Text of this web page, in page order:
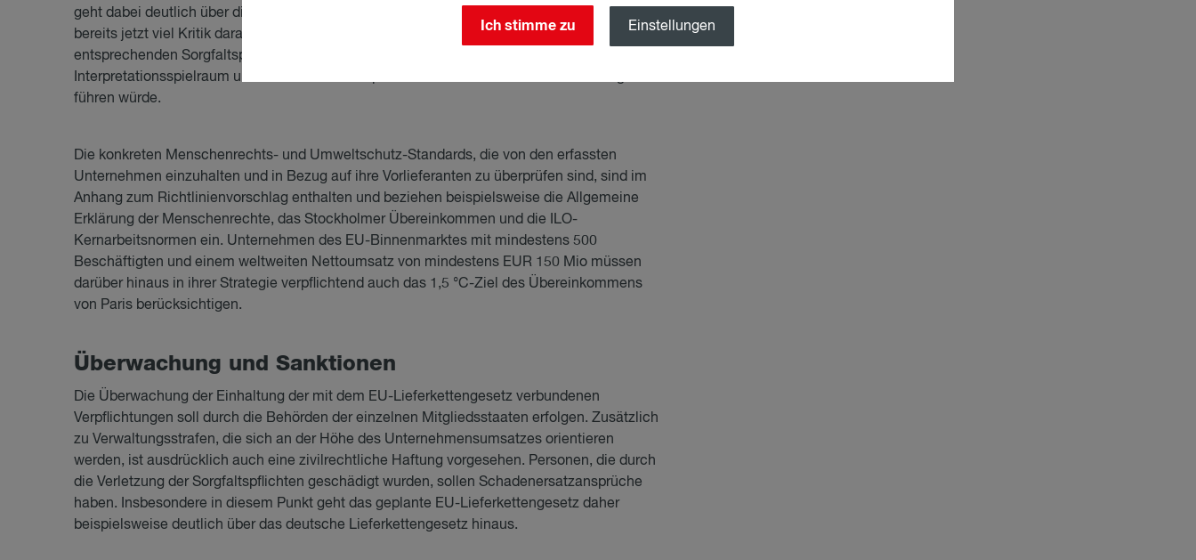
geht dabei deutlich über die Reichweite bestehender Gesetze hinaus. Andererseits besteht
bereits jetzt viel Kritik daran, dass nur „etablierte Geschäftsbeziehungen“ den
entsprechenden Sorgfaltspflichten unterliegen sollen, was zu erheblichem Auslegungs- und
Interpretationsspielraum und somit auch Schlupflöchern bei der konkreten Anwendung
führen würde.
Die konkreten Menschenrechts- und Umweltschutz-Standards, die von den erfassten
Unternehmen einzuhalten und in Bezug auf ihre Vorlieferanten zu überprüfen sind, sind im
Anhang zum Richtlinienvorschlag enthalten und beziehen beispielsweise die Allgemeine
Erklärung der Menschenrechte, das Stockholmer Übereinkommen und die ILO-
Kernarbeitsnormen ein. Unternehmen des EU-Binnenmarktes mit mindestens 500
Beschäftigten und einem weltweiten Nettoumsatz von mindestens EUR 150 Mio müssen
darüber hinaus in ihrer Strategie verpflichtend auch das 1,5 °C-Ziel des Übereinkommens
von Paris berücksichtigen.
Über­wa­chung und Sank­tio­nen
Die Überwachung der Einhaltung der mit dem EU-Lieferkettengesetz verbundenen
Verpflichtungen soll durch die Behörden der einzelnen Mitgliedsstaaten erfolgen. Zusätzlich
zu Verwaltungsstrafen, die sich an der Höhe des Unternehmensumsatzes orientieren
werden, ist ausdrücklich auch eine zivilrechtliche Haftung vorgesehen. Personen, die durch
die Verletzung der Sorgfaltspflichten geschädigt wurden, sollen Schadenersatzansprüche
haben. Insbesondere in diesem Punkt geht das geplante EU-Lieferkettengesetz daher
beispielsweise deutlich über das deutsche Lieferkettengesetz hinaus.
Ich stimme zu Einstellungen